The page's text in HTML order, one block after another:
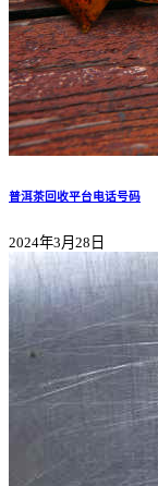
普洱茶回收平台电话号码
2024年3月28日